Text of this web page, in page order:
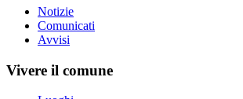
Notizie
Comunicati
Avvisi
Vivere il comune